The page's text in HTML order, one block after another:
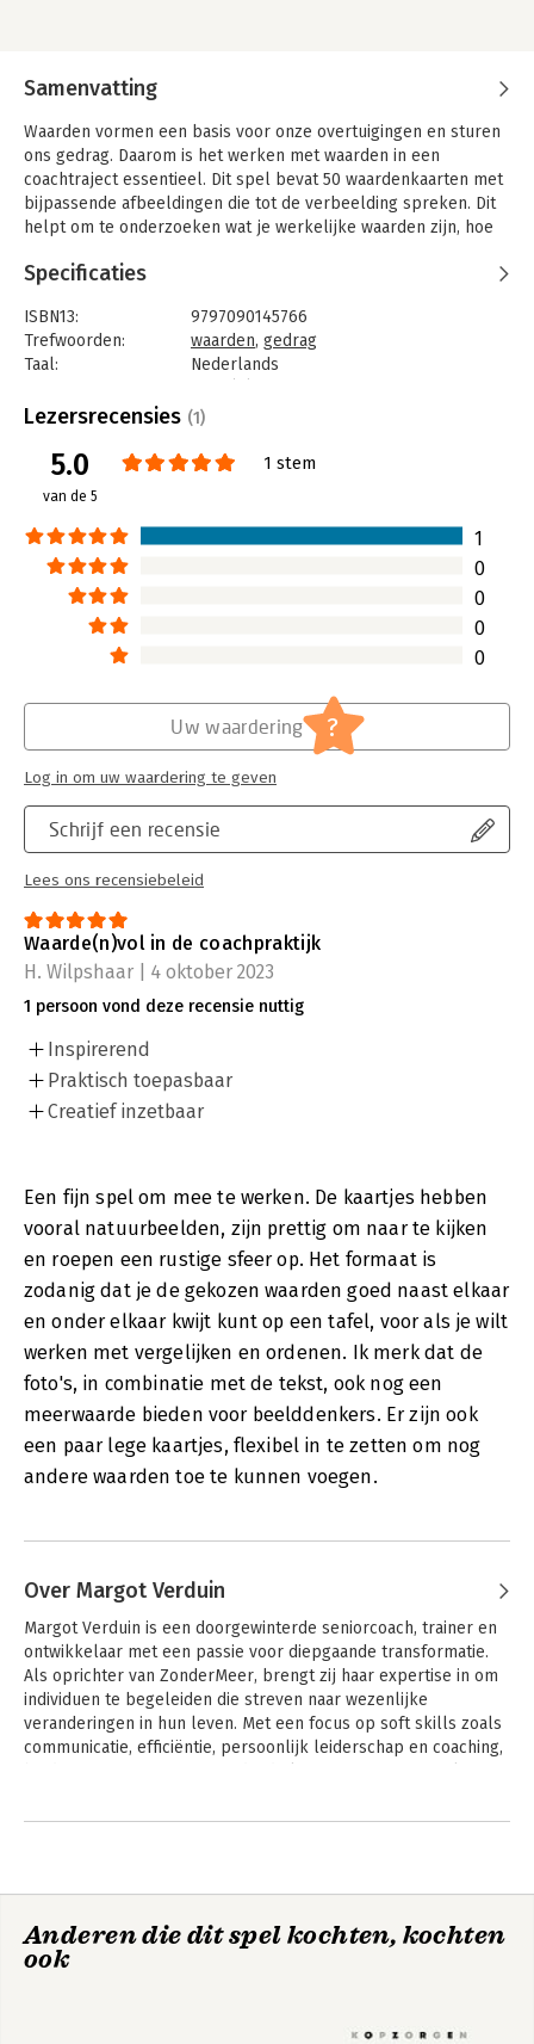
Samenvatting
Waarden vormen een basis voor onze overtuigingen en sturen
ons gedrag. Daarom is het werken met waarden in een
coachtraject essentieel. Dit spel bevat 50 waardenkaarten met
bijpassende afbeeldingen die tot de verbeelding spreken. Dit
helpt om te onderzoeken wat je werkelijke waarden zijn, hoe
Specificaties
ISBN13:
9797090145766
Trefwoorden:
waarden, gedrag
Taal:
Nederlands
Uitgever:
ZonderMeer Coaching en Training
Hoofdrubriek:
Coaching en trainen
Lezersrecensies (1)
5.0
van de 5
1 stem
1
0
0
0
0
Schrijf een recensie
Lees ons recensiebeleid
Uw waardering ?
Log in om uw waardering te geven
Waarde(n)vol in de coachpraktijk
H. Wilpshaar | 4 oktober 2023
1 persoon vond deze recensie nuttig
Inspirerend
Praktisch toepasbaar
Creatief inzetbaar
Een fijn spel om mee te werken. De kaartjes hebben
vooral natuurbeelden, zijn prettig om naar te kijken
en roepen een rustige sfeer op. Het formaat is
zodanig dat je de gekozen waarden goed naast elkaar
en onder elkaar kwijt kunt op een tafel, voor als je wilt
werken met vergelijken en ordenen. Ik merk dat de
foto's, in combinatie met de tekst, ook nog een
meerwaarde bieden voor beelddenkers. Er zijn ook
een paar lege kaartjes, flexibel in te zetten om nog
andere waarden toe te kunnen voegen.
Over Margot Verduin
Margot Verduin is een doorgewinterde seniorcoach, trainer en
ontwikkelaar met een passie voor diepgaande transformatie.
Als oprichter van ZonderMeer, brengt zij haar expertise in om
individuen te begeleiden die streven naar wezenlijke
veranderingen in hun leven. Met een focus op soft skills zoals
communicatie, efficiëntie, persoonlijk leiderschap en coaching,
heeft haar gedreven om ondersteunende spellen te
verkrijgen van inzichten, maar ook het werk van coaches en
trainers vereenvoudigen. Deze spellen combineren
Andere boeken door Margot
Anderen die dit spel kochten, kochten
ook